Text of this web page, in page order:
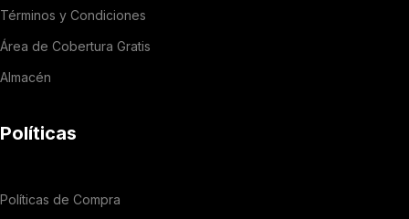
Términos y Condiciones
Área de Cobertura Gratis
Almacén
Políticas
Políticas de Compra